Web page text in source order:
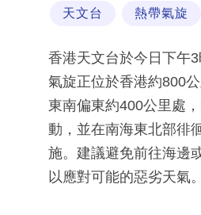
天文台 熱帶氣旋
香港天文台於今日下午
氣旋正位於香港約800
東南偏東約400公里處
動，並在南海東北部徘
施。建議避免前往海邊
以應對可能的惡劣天氣